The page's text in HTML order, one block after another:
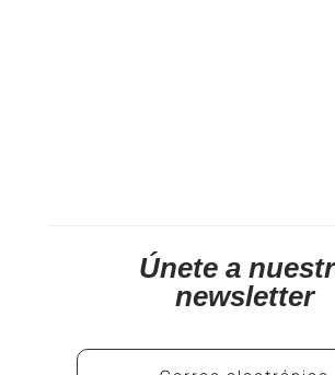
Únete a
newsletter